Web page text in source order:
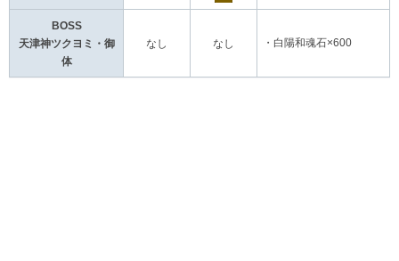
BOSS
天津神ツクヨミ・御
体
なし なし ・白陽和魂石×600